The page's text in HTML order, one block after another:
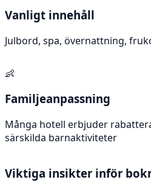
Vanligt innehåll
Julbord, spa, övernattning,
👶
Familjeanpassning
Många hotell erbjuder
särskilda barnaktiviteter
Viktiga insikter inför